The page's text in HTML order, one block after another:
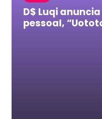
D$ Luqi
pessoal,